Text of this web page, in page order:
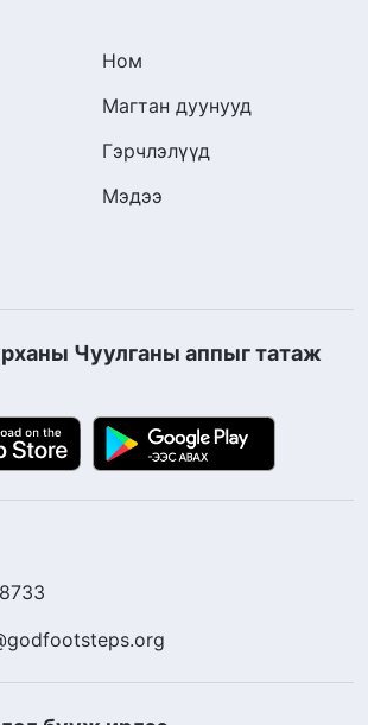
Ном
Магтан дуунууд
Гэрчлэлүүд
Мэдээ
Чуулганы аппыг татаж